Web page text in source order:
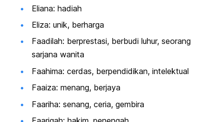
Eliana: hadiah
Eliza: unik, berharga
Faadilah: berprestasi, berbudi luhur, seorang
sarjana wanita
Faahima: cerdas, berpendidikan, intelektual
Faaiza: menang, berjaya
Faariha: senang, ceria, gembira